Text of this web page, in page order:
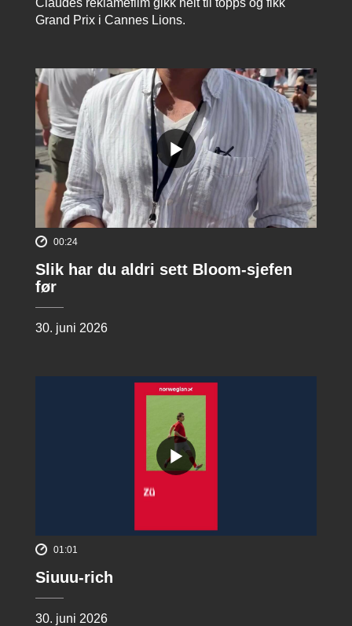
Claudes reklamefilm gikk helt til topps og fikk
Grand Prix i Cannes Lions.
00:24
Slik har du aldri sett Bloom-sjefen
før
30. juni 2026
01:01
Siuuu-rich
30. juni 2026